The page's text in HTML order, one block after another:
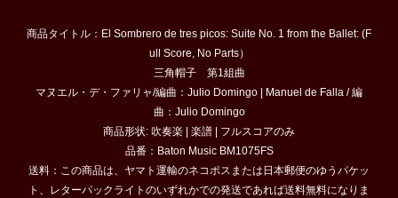
商品タイトル：El Sombrero de tres picos: Suite No. 1 from the Ballet: (F
ull Score, No Parts）
三角帽子 第1組曲
マヌエル・デ・ファリャ/編曲：Julio Domingo | Manuel de Falla / 編
曲：Julio Domingo
商品形状: 吹奏楽 | 楽譜 | フルスコアのみ
品番：Baton Music BM1075FS
送料：この商品は、ヤマト運輸のネコポスまたは日本郵便のゆうパケッ
ト、レターパックライトのいずれかでの発送であれば送料無料になりま